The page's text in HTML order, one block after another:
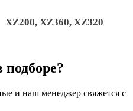
XZ200, XZ360, XZ320
и наш менеджер свяжется с